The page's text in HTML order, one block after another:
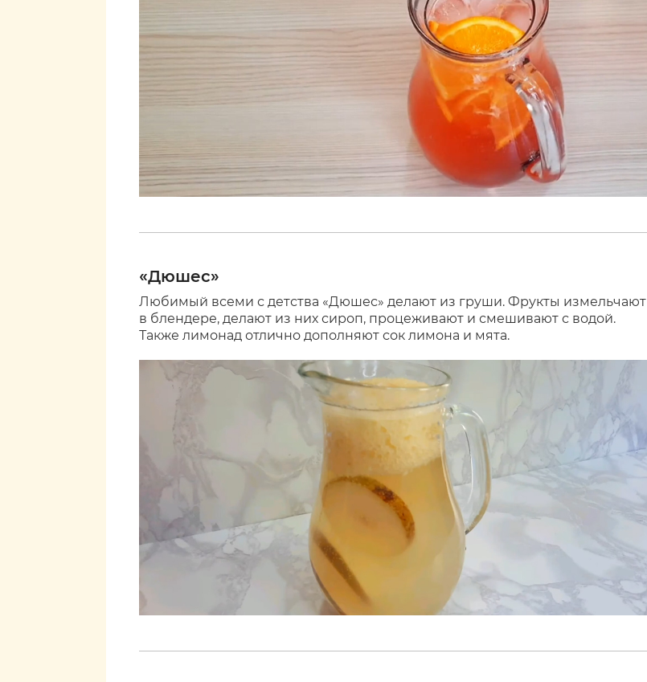
«Дюшес»
Любимый всеми с детства «Дюшес» делают из груши. Фрукты измельчают
в блендере, делают из них сироп, процеживают и смешивают с водой.
Также лимонад отлично дополняют сок лимона и мята.